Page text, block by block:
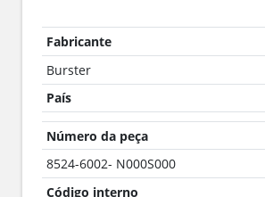
Fabricante
Burster
País
Número da peça
8524-6002- N000S000
Código interno